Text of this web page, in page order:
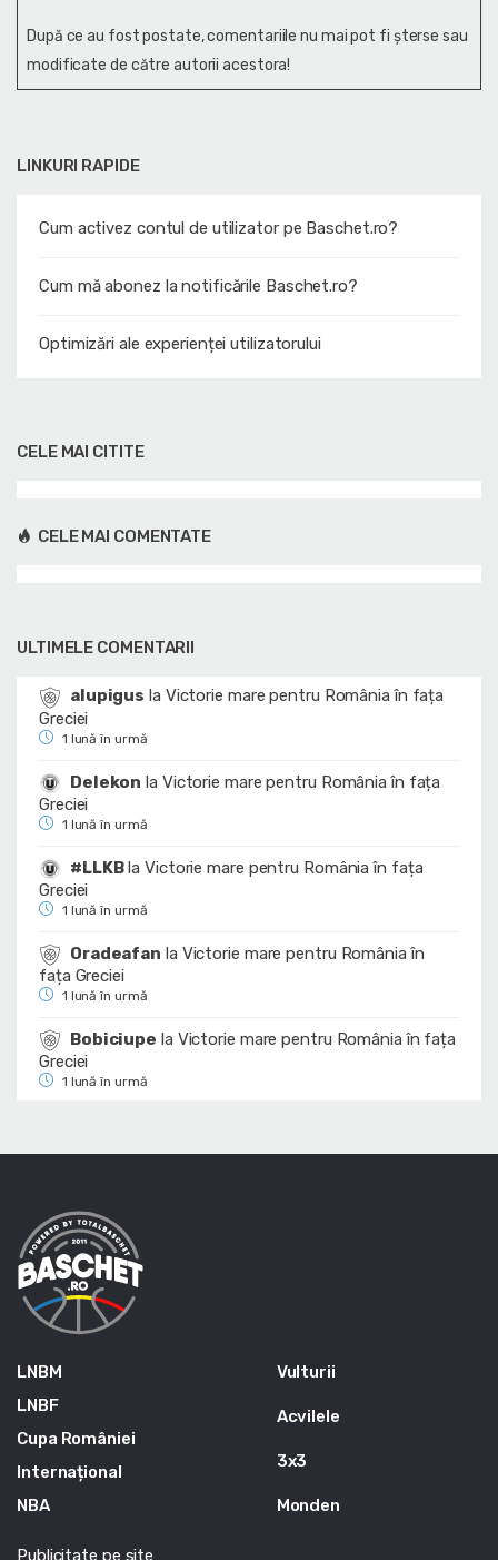
LINKURI RAPIDE
Cum activez contul de utilizator pe Baschet.ro?
Cum mă abonez la notificările Baschet.ro?
Optimizări ale experienței utilizatorului
După ce au fost postate, comentariile nu mai pot fi șterse sau
modificate de către autorii acestora!
CELE MAI CITITE
CELE MAI COMENTATE
ULTIMELE COMENTARII
alupigus la Victorie mare pentru România în fața
Greciei
1 lună în urmă
Delekon la Victorie mare pentru România în fața
Greciei
1 lună în urmă
#LLKBlaVictorie mare pentru România în fața
Greciei
1 lună în urmă
Oradeafan la Victorie mare pentru România în
fața Greciei
1 lună în urmă
Bobiciupe la Victorie mare pentru România în fața
Greciei
1 lună în urmă
LNBM
LNBF
Cupa României
Internațional
NBA
Vulturii
Acvilele
3x3
Monden
Publicitate pe site